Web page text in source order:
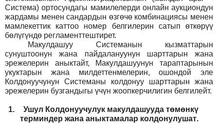
Система) ортосундагы мамилелерди онлайн аукциондун
жардамы менен сандардын өзгөчө комбинациясы менен
мамлекеттик каттоо номер белгилерин сатып өткөрүү
бөлүгүндө регламенттештирет.
Макулдашуу Системанын кызматтарын
сунуштоонун жана пайдалануунун шарттарын жана
эрежелерин аныктайт, Макулдашуунун тараптарынын
укуктарын жана милдеттенмелерин, ошондой эле
Колдонуучунун Системаны колдонуу шарттарын жана
эрежелерин бузгандыгы үчүн жоопкерчилигин белгилейт.
1.
Ушул Колдонуучулук макулдашууда төмөнкү
терминдер жана аныктамалар колдонулушат.